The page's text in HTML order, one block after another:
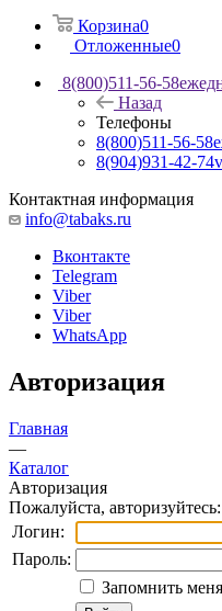
Корзина0
Отложенные0
8(800)511-56-58
Назад
Телефоны
8(800)511-56-58
8(904)931-42-74
Контактная информация
info@tabaks.ru
Вконтакте
Telegram
Viber
Viber
WhatsApp
Авторизация
Главная
—
Каталог
Авторизация
Пожалуйста, авторизуйтесь:
Логин:
Пароль:
Запомнить